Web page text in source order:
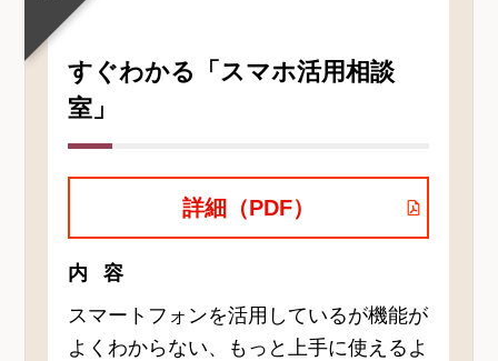
すぐわかる「スマホ活用相談
室」
詳細（PDF）
内容
スマートフォンを活用しているが機能が
よくわからない、もっと上手に使えるよ